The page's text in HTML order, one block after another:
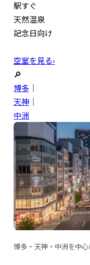
駅すぐ
天然温泉
記念日向け
空室を見る›
🔎
博多 ｜
天神｜
中洲
博多・天神・中洲を中